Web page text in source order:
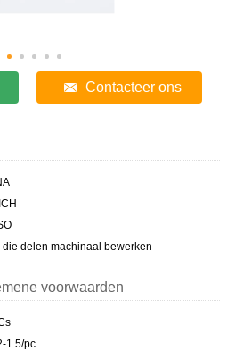
Contacteer ons
die delen machinaal bewerken
voorwaarden
1.5/pc